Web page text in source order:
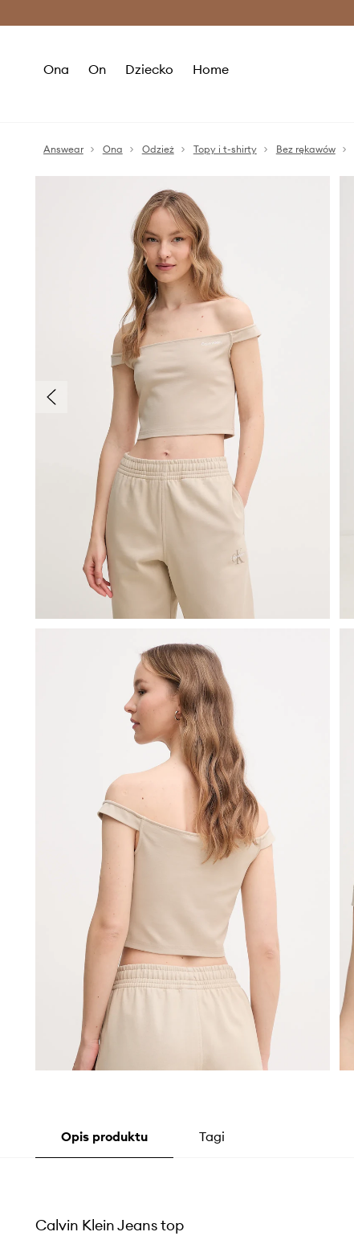
Ona On Dziecko Home
Answear Ona Odzież Topy i t-shirty Bez rękawów
Opis produktu Tagi
Calvin Klein Jeans top